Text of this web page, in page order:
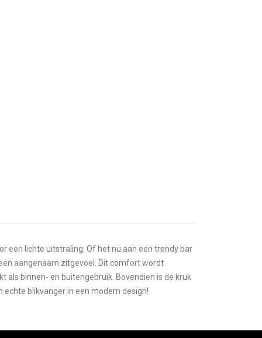
een lichte uitstraling. Of het nu aan een trendy bar
aangenaam zitgevoel. Dit comfort wordt
binnen- en buitengebruik. Bovendien is de kruk
echte blikvanger in een modern design!